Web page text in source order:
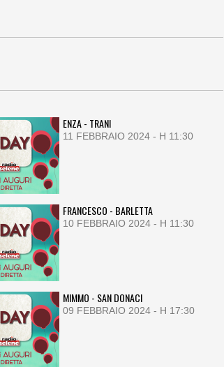
ENZA - TRANI
11 FEBBRAIO 2024 - H 11:30
FRANCESCO - BARLETTA
10 FEBBRAIO 2024 - H 11:30
MIMMO - SAN DONACI
09 FEBBRAIO 2024 - H 17:30